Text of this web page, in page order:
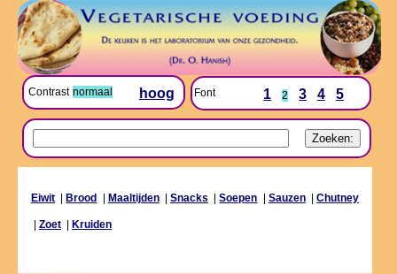
Contrast normaal hoog Font 1 2 3 4 5
Eiwit Brood Maaltijden|Snacks |Soepen Sauzen|Chutney
Zoet Kruiden